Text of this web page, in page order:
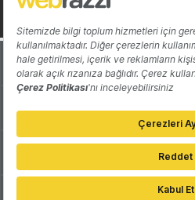
Hakkında
Katkıda Bulun